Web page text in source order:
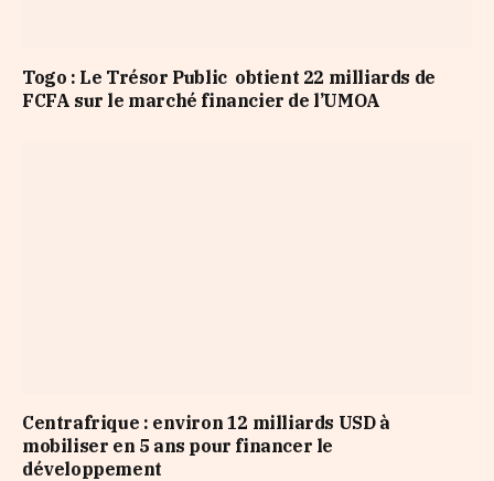
Togo : Le Trésor Public obtient 22 milliards de
FCFA sur le marché financier de l’UMOA
Centrafrique : environ 12 milliards USD à
mobiliser en 5 ans pour financer le
développement